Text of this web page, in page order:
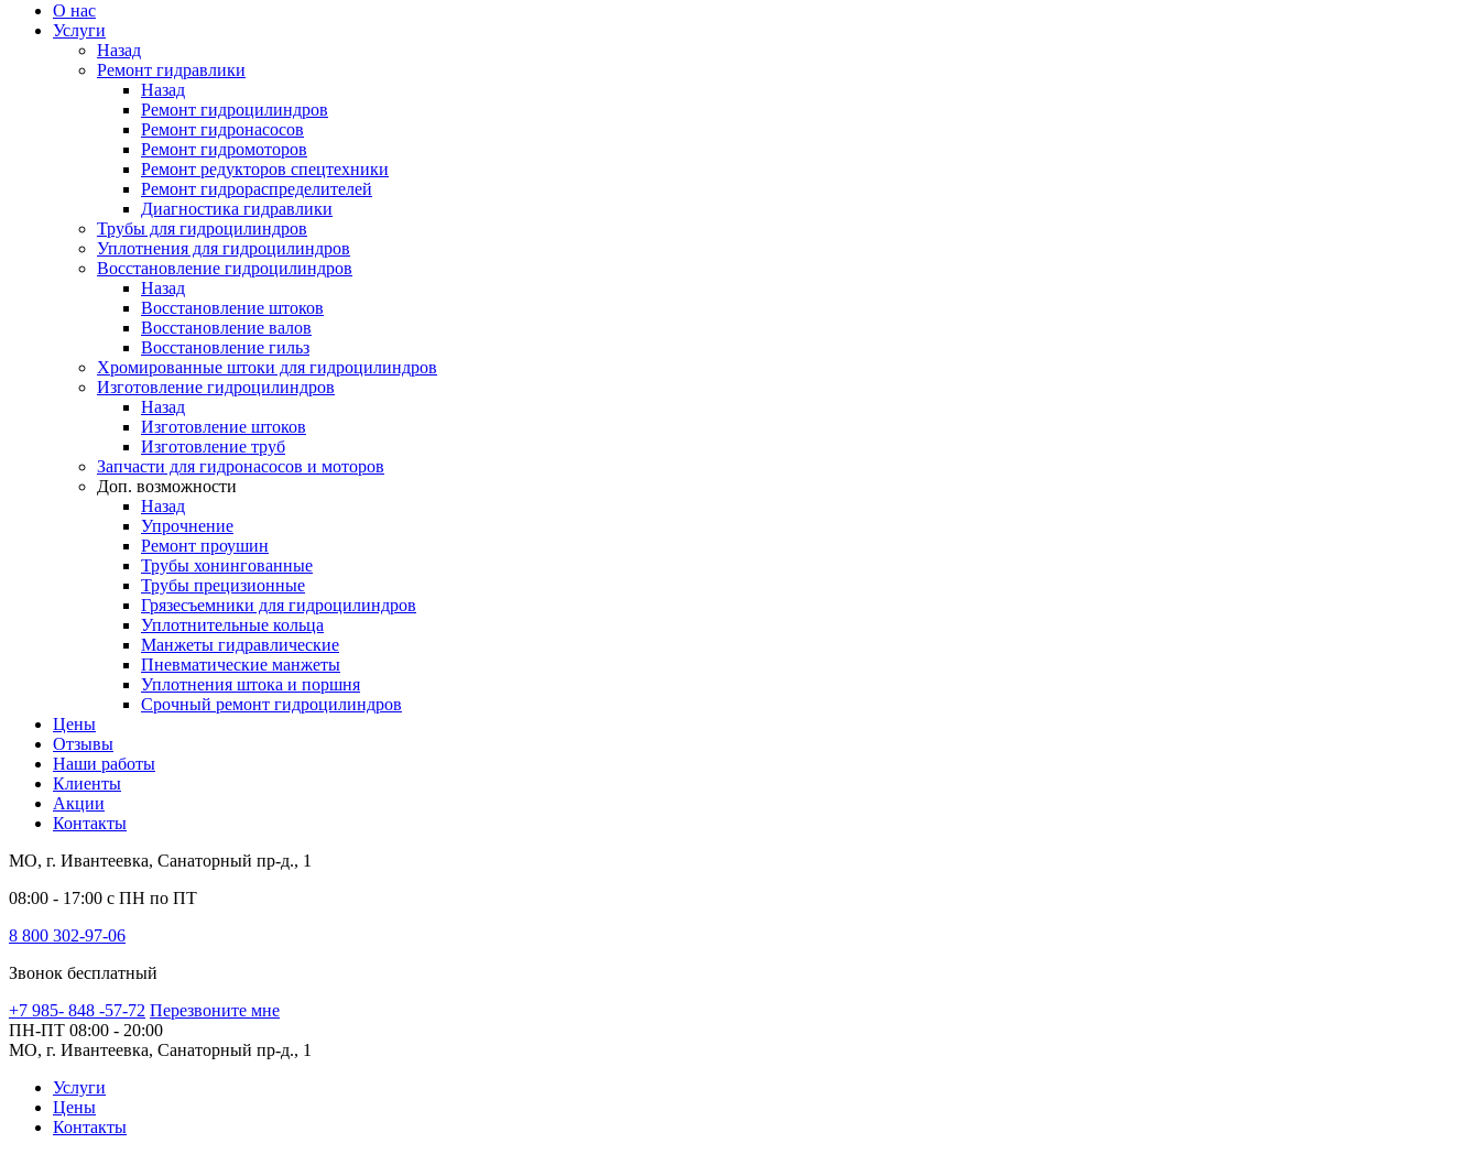
О нас
Услуги
Назад
Ремонт гидравлики
Назад
Ремонт гидроцилиндров
Ремонт гидронасосов
Ремонт гидромоторов
Ремонт редукторов спецтехники
Ремонт гидрораспределителей
Диагностика гидравлики
Трубы для гидроцилиндров
Уплотнения для гидроцилиндров
Восстановление гидроцилиндров
Назад
Восстановление штоков
Восстановление валов
Восстановление гильз
Хромированные штоки для гидроцилиндров
Изготовление гидроцилиндров
Назад
Изготовление штоков
Изготовление труб
Запчасти для гидронасосов и моторов
Доп. возможности
Назад
Упрочнение
Ремонт проушин
Трубы хонингованные
Трубы прецизионные
Грязесъемники для гидроцилиндров
Уплотнительные кольца
Манжеты гидравлические
Пневматические манжеты
Уплотнения штока и поршня
Срочный ремонт гидроцилиндров
Цены
Отзывы
Наши работы
Клиенты
Акции
Контакты
МО, г. Ивантеевка, Санаторный пр-д., 1
08:00 - 17:00 с ПН по ПТ
8 800 302-97-06
Звонок бесплатный
+7 985- 848 -57-72 Перезвоните мне
ПН-ПТ 08:00 - 20:00
МО, г. Ивантеевка, Санаторный пр-д., 1
Услуги
Цены
Контакты